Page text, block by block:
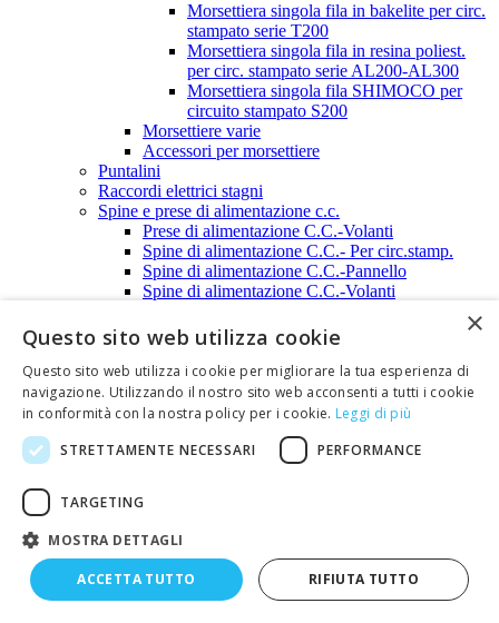
Morsettiera singola fila in bakelite per circ.
stampato serie T200
Morsettiera singola fila in resina poliest.
per circ. stampato serie AL200-AL300
Morsettiera singola fila SHIMOCO per
circuito stampato S200
Morsettiere varie
Accessori per morsettiere
Puntalini
Raccordi elettrici stagni
Spine e prese di alimentazione c.c.
Prese di alimentazione C.C.-Volanti
Spine di alimentazione C.C.- Per circ.stamp.
Spine di alimentazione C.C.-Pannello
Spine di alimentazione C.C.-Volanti
Boccole da pannello
Boccole da pannello 2mm
Boccole da pannello 4mm
Cavallotti di cortocircuito
Pinze a coccodrillo
Spine a banana volanti
Zoccoli per wire wrap
Zoccoli TEXTOOL
×
Questo sito web utilizza cookie
Questo sito web utilizza i cookie per migliorare la tua esperienza di
navigazione. Utilizzando il nostro sito web acconsenti a tutti i cookie
in conformità con la nostra policy per i cookie. Leggi di più
STRETTAMENTE NECESSARI
PERFORMANCE
TARGETING
MOSTRA DETTAGLI
ACCETTA TUTTO RIFIUTA TUTTO